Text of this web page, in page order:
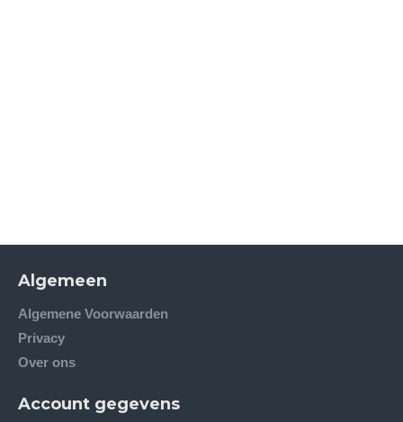
Algemeen
Algemene Voorwaarden
Privacy
Over ons
Account gegevens